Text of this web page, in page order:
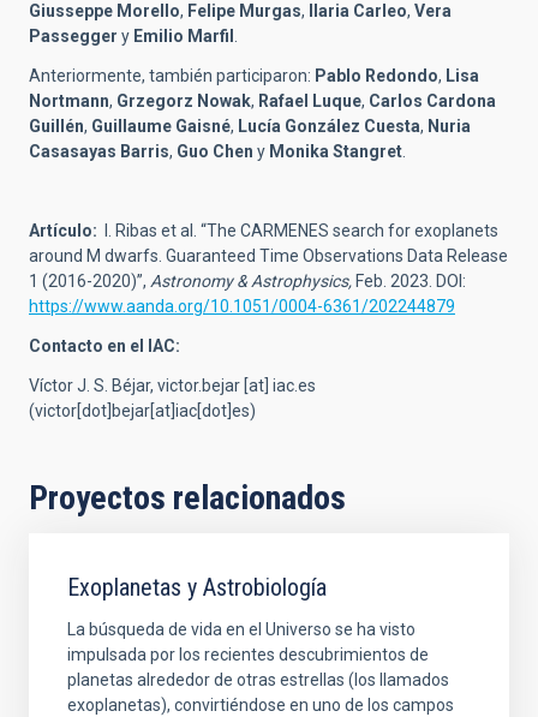
Giusseppe Morello, Felipe Murgas, Ilaria Carleo, Vera
Passegger y Emilio Marfil .
Anteriormente, también participaron: Pablo Redondo, Lisa
Nortmann, Grzegorz Nowak, Rafael Luque, Carlos Cardona
Guillén, Guillaume Gaisné, Lucía González Cuesta, Nuria
Casasayas Barris, Guo Chen y Monika Stangret.
Artículo: I. Ribas et al. “The CARMENES search for exoplanets
around M dwarfs. Guaranteed Time Observations Data Release
1 (2016-2020)”, Astronomy & Astrophysics, Feb. 2023. DOI:
https://www.aanda.org/10.1051/0004-6361/202244879
Contacto en el IAC:
Víctor J. S. Béjar, victor.bejar [at] iac.es
(victor[dot]bejar[at]iac[dot]es)
Proyectos relacionados
Exoplanetas y Astrobiología
La búsqueda de vida en el Universo se ha visto
impulsada por los recientes descubrimientos de
planetas alrededor de otras estrellas (los llamados
exoplanetas), convirtiéndose en uno de los campos